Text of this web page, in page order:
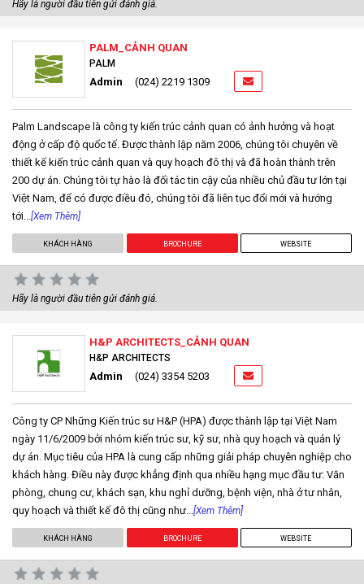
Hãy là người đầu tiên gửi đánh giá.
PALM_CẢNH QUAN
PALM
Admin (024) 2219 1309
Palm Landscape là công ty kiến ​​trúc cảnh quan có ảnh hưởng và hoạt
động ở cấp độ quốc tế. Được thành lập năm 2006, chúng tôi chuyên về
thiết kế kiến ​​trúc cảnh quan và quy hoạch đô thị và đã hoàn thành trên
200 dự án. Chúng tôi tự hào là đối tác tin cậy của nhiều chủ đầu tư lớn tại
Việt Nam, để có được điều đó, chúng tôi đã liên tục đổi mới và hướng
tới... [Xem Thêm]
KHÁCH HÀNG BROCHURE WEBSITE
Hãy là người đầu tiên gửi đánh giá.
H&P ARCHITECTS_CẢNH QUAN
H&P ARCHITECTS
Admin (024) 3354 5203
Công ty CP Những Kiến trúc sư H&P (HPA) được thành lập tại Việt Nam
ngày 11/6/2009 bởi nhóm kiến trúc sư, kỹ sư, nhà quy hoạch và quản lý
dự án. Mục tiêu của HPA là cung cấp những giải pháp chuyên nghiệp cho
khách hàng. Điều này được khẳng định qua nhiều hạng mục đầu tư: Văn
phòng, chung cư, khách sạn, khu nghỉ dưỡng, bệnh viện, nhà ở tư nhân,
quy hoạch và thiết kế đô thị cũng như... [Xem Thêm]
KHÁCH HÀNG BROCHURE WEBSITE